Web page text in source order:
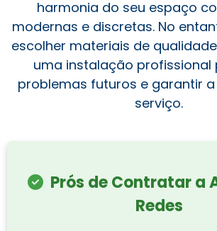
harmonia do seu espaço
modernas e discretas. No
escolher materiais de
uma instalação profissional
problemas futuros e garantir
serviço.
Prós de Contratar a
Redes